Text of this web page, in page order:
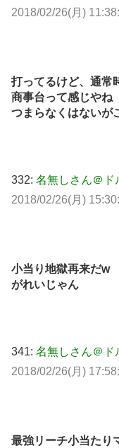
2018/02/26(月)
打ってるけど、通常
商事台って感じやね
つまらなくはないが
332: 名無しさん＠ド
2018/02/26(月)
小当り地獄再来だw
がれいじゃん
341: 名無しさん＠ド
2018/02/26(月)
最強リーチ小当たり